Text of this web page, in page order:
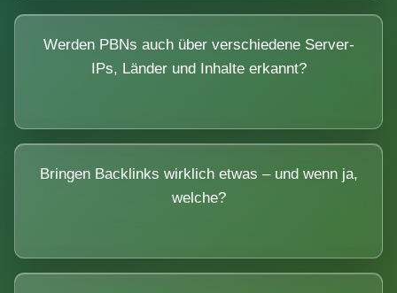
Werden PBNs auch über verschiedene Server-
IPs, Länder und Inhalte erkannt?
Bringen Backlinks wirklich etwas – und wenn ja,
welche?